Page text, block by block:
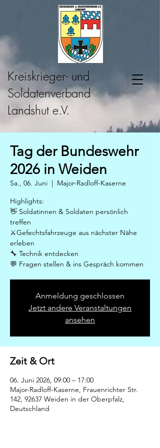
Kreiskrieger- und
Soldatenverband
Landshut e.V.
Tag der Bundeswehr
2026 in Weiden
Sa., 06. Juni
  |
Major-Radloff-Kaserne
Highlights:
👋 Soldatinnen & Soldaten persönlich
treffen
⚔️Gefechtsfahrzeuge aus nächster Nähe
erleben
🔧 Technik entdecken
💬 Fragen stellen & ins Gespräch kommen
Anmeldung geschlossen
Jetzt andere Veranstaltungen
ansehen
Zeit & Ort
06. Juni 2026, 09:00 – 17:00
Major-Radloff-Kaserne, Frauenrichter Str.
142, 92637 Weiden in der Oberpfalz,
Deutschland